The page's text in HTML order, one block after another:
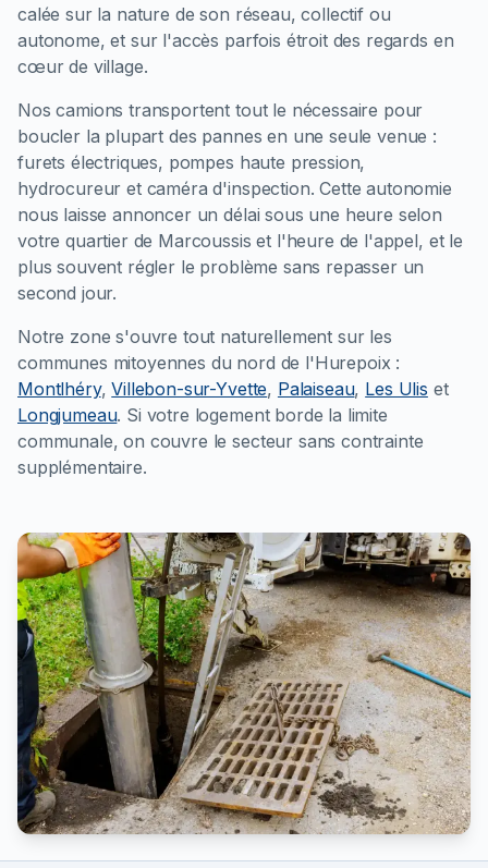
calée sur la nature de son réseau, collectif ou
autonome, et sur l'accès parfois étroit des regards en
cœur de village.
Nos camions transportent tout le nécessaire pour
boucler la plupart des pannes en une seule venue :
furets électriques, pompes haute pression,
hydrocureur et caméra d'inspection. Cette autonomie
nous laisse annoncer un délai sous une heure selon
votre quartier de Marcoussis et l'heure de l'appel, et le
plus souvent régler le problème sans repasser un
second jour.
Notre zone s'ouvre tout naturellement sur les
communes mitoyennes du nord de l'Hurepoix :
Montlhéry,Villebon-sur-Yvette, Palaiseau, Les Ulis et
Longjumeau. Si votre logement borde la limite
communale, on couvre le secteur sans contrainte
supplémentaire.